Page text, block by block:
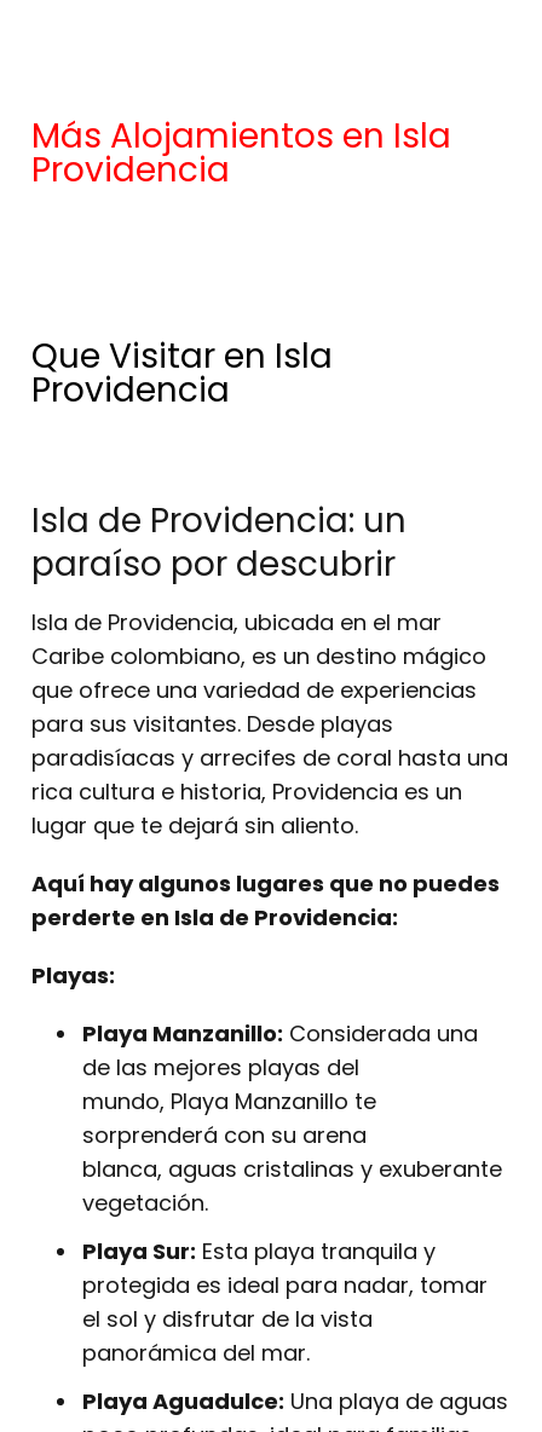
Más Alojamientos en Isla
Providencia
Que Visitar en Isla
Providencia
Isla de Providencia: un
paraíso por descubrir
Isla de Providencia, ubicada en el mar
Caribe colombiano, es un destino mágico
que ofrece una variedad de experiencias
para sus visitantes. Desde playas
paradisíacas y arrecifes de coral hasta una
rica cultura e historia, Providencia es un
lugar que te dejará sin aliento.
Aquí hay algunos lugares que no puedes
perderte en Isla de Providencia:
Playas:
Playa Manzanillo: Considerada una
de las mejores playas del
mundo, Playa Manzanillo te
sorprenderá con su arena
blanca, aguas cristalinas y exuberante
vegetación.
Playa Sur: Esta playa tranquila y
protegida es ideal para nadar, tomar
el sol y disfrutar de la vista
panorámica del mar.
Playa Aguadulce: Una playa de aguas